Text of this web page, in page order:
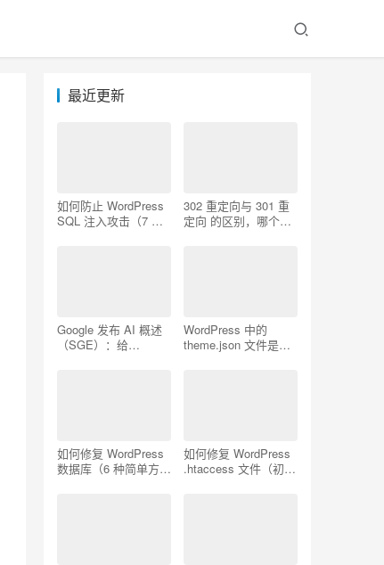
最近更新
如何防止 WordPress
SQL 注入攻击（7 个
302 重定向与 301 重
定向 的区别，哪个更
Google 发布 AI 概述
（SGE）：给
WordPress 中的
theme.json 文件是什
如何修复 WordPress
数据库（6 种简单方
如何修复 WordPress
.htaccess 文件（初学